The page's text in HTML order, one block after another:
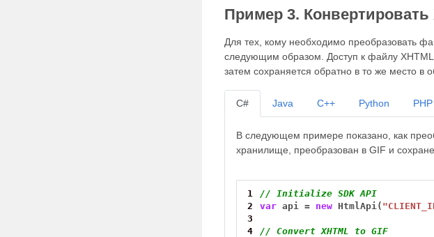
Пример 3.
Для тех, кому необходимо преобразовать
следующим образом. Доступ к файлу
затем сохраняется обратно в то же место в
C#
В следующем примере показано, как
хранилище, преобразован в GIF и
1
// Initialize SDK API
2
var api = new HtmlApi(
3
4
// Convert XHTML to GIF
Java C++ Python PHP